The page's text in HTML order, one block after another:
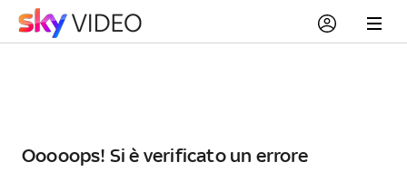
Ooooops! Si è verificato un errore